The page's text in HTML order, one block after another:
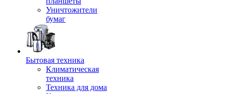
Уничтожители
бумаг
Бытовая техника
Климатическая
техника
Техника для дома